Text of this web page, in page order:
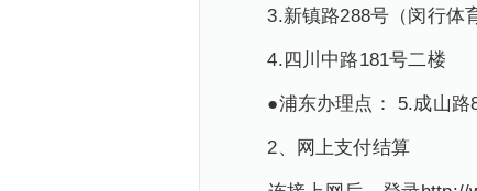
3.新镇路288号（闵行体育
4.四川中路181号二楼
●浦东办理点： 5.成山路
2、网上支付结算